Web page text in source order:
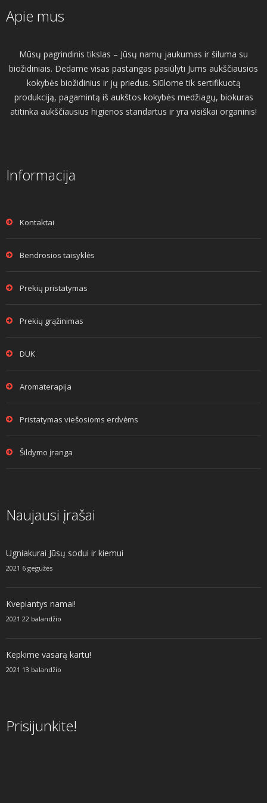
Apie mus
Mūsų pagrindinis tikslas – Jūsų namų jaukumas ir šiluma su
biožidiniais. Dedame visas pastangas pasiūlyti Jums aukščiausios
kokybės biožidinius ir jų priedus. Siūlome tik sertifikuotą
produkciją, pagamintą iš aukštos kokybės medžiagų, biokuras
atitinka aukščiausius higienos standartus ir yra visiškai organinis!
Informacija
Kontaktai
Bendrosios taisyklės
Prekių pristatymas
Prekių grąžinimas
DUK
Aromaterapija
Pristatymas viešosioms erdvėms
Šildymo įranga
Naujausi įrašai
Ugniakurai Jūsų sodui ir kiemui
2021 6 gegužės
Kvepiantys namai!
2021 22 balandžio
Kepkime vasarą kartu!
2021 13 balandžio
Prisijunkite!